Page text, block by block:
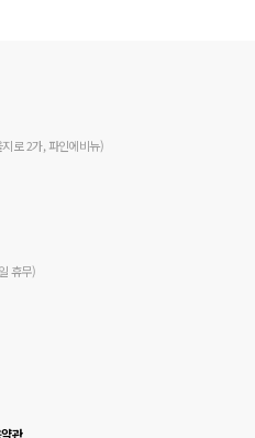
로 2가, 파인에비뉴)
휴무)
관